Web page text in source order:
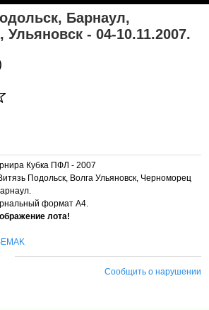
Барнаул,
Ульяновск - 04-10.11.2007.
Кубка ПФЛ - 2007
Подольск, Волга Ульяновск, Черноморец
формат А4.
лота!
Сообщить о нарушении